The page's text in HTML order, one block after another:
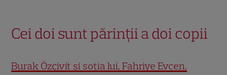
Cei doi sunt părinții a doi copii
Burak Özçivit și soția lui, Fahriye Evcen,